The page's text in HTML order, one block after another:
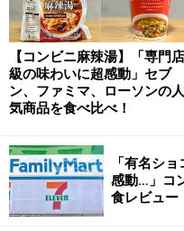
【コンビニ麻辣湯】「専門店
級の味わいに超感動」セブ
ン、ファミマ、ローソンの人
気商品を食べ比べ！
「有名シ
感動…」コ
食レビュー